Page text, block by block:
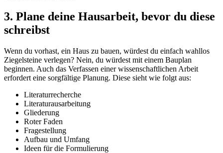
3. Plane deine Hausarbeit, bevor du diese
schreibst
Wenn du vorhast, ein Haus zu bauen, würdest du einfach wahllos
Ziegelsteine verlegen? Nein, du würdest mit einem Bauplan
beginnen. Auch das Verfassen einer wissenschaftlichen Arbeit
erfordert eine sorgfältige Planung. Diese sieht wie folgt aus:
Literaturrecherche
Literaturausarbeitung
Gliederung
Roter Faden
Fragestellung
Aufbau und Umfang
Ideen für die Formulierung